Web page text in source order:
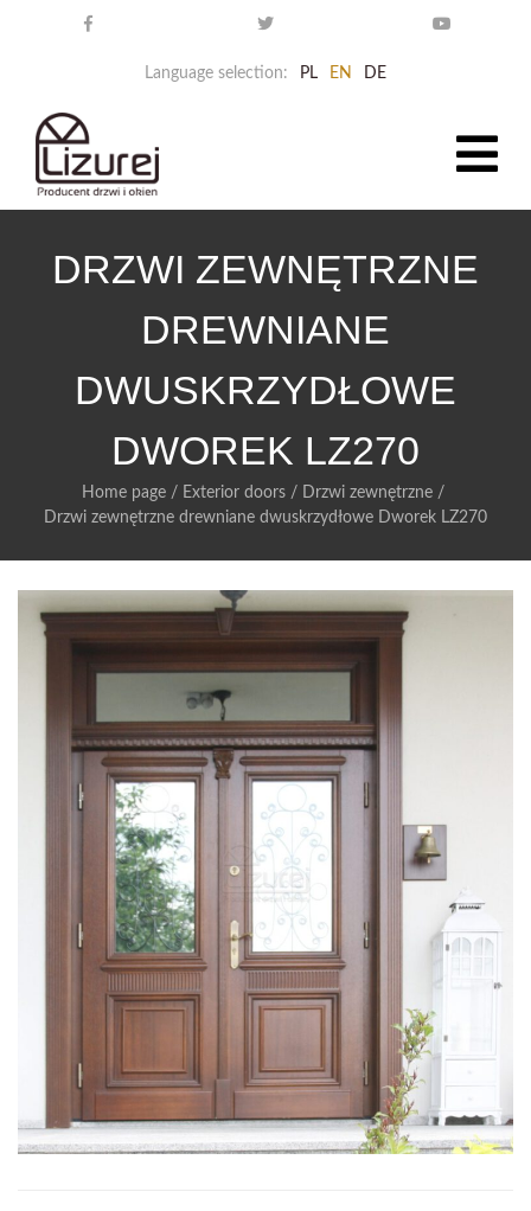
Language selection: PL EN DE
DRZWI ZEWNĘTRZNE
DREWNIANE
DWUSKRZYDŁOWE
DWOREK LZ270
Home page / Exterior doors / Drzwi zewnętrzne /
Drzwi zewnętrzne drewniane dwuskrzydłowe Dworek LZ270